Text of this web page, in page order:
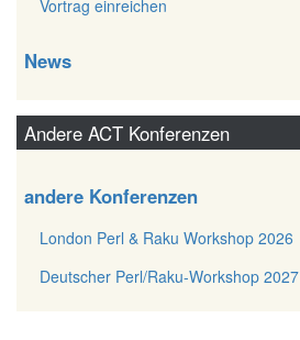
Vortrag einreichen
News
Andere ACT Konferenzen
andere Konferenzen
London Perl & Raku Workshop 2026
Deutscher Perl/Raku-Workshop 2027